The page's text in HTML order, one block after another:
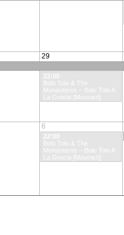
29
6
22:00
Bolo Tolo & The
Monasteros – Bolo Tolo A
La Grecia [Μουσική]
22:00
Bolo Tolo & The
Monasteros – Bolo Tolo A
La Grecia [Μουσική]